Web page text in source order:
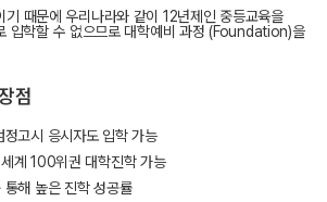
기 때문에 우리나라와 같이 12년제인 중등교육을
입학할 수 없으므로 대학예비 과정 (Foundation)을
점
고시 응시자도 입학 가능
계 100위권 대학진학 가능
통해 높은 진학 성공률